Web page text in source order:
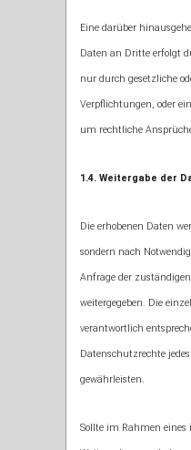
Eine darüber
Daten an Dritte erfolgt
nur durch gesetzliche
Verpflichtungen, oder
um rechtliche
1.4. Weitergabe der
Die erhobenen Daten
sondern nach
Anfrage der
weitergegeben. Die
verantwortlich
Datenschutzrechte
gewährleisten.
Sollte im Rahmen eines